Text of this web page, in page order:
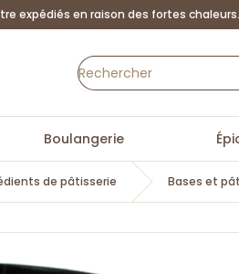
expédiés en raison des fortes chaleurs.
Boulangerie
de pâtisserie Bases et